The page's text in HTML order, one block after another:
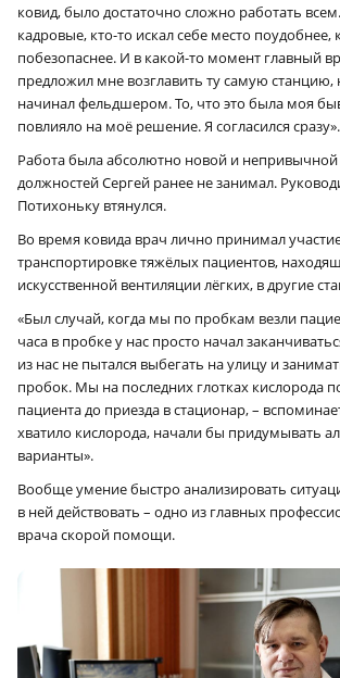
ковид, было достаточно сложно работать
кадровые, кто-то искал себе место поудобнее,
побезопаснее. И в какой-то момент главный
предложил мне возглавить ту самую станцию,
начинал фельдшером. То, что это была моя
повлияло на моё решение. Я согласился сразу».
Работа была абсолютно новой и непривычной
должностей Сергей ранее не занимал.
Потихоньку втянулся.
Во время ковида врач лично принимал
транспортировке тяжёлых пациентов,
искусственной вентиляции лёгких, в другие
«Был случай, когда мы по пробкам везли
часа в пробке у нас просто начал
из нас не пытался выбегать на улицу и
пробок. Мы на последних глотках кислорода
пациента до приезда в стационар, –
хватило кислорода, начали бы придумывать
варианты».
Вообще умение быстро анализировать
в ней действовать – одно из главных
врача скорой помощи.